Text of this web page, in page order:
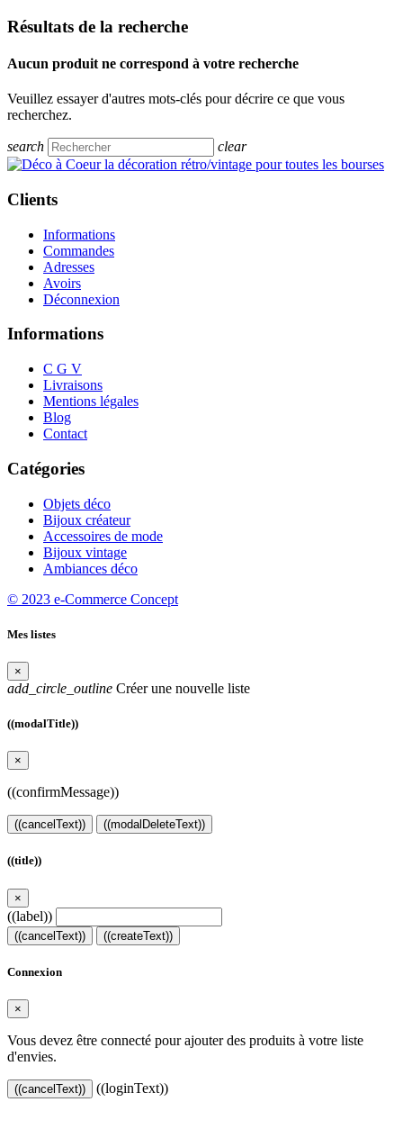
Résultats de la recherche
Aucun produit ne correspond à votre recherche
Veuillez essayer d'autres mots-clés pour décrire ce que vous
recherchez.
search clear
Clients
Informations
Commandes
Adresses
Avoirs
Déconnexion
Informations
C G V
Livraisons
Mentions légales
Blog
Contact
Catégories
Objets déco
Bijoux créateur
Accessoires de mode
Bijoux vintage
Ambiances déco
© 2023 e-Commerce Concept
Mes listes
×
add_circle_outline Créer une nouvelle liste
((modalTitle))
×
((confirmMessage))
((cancelText)) ((modalDeleteText))
((title))
×
((label))
((cancelText)) ((createText))
Connexion
×
Vous devez être connecté pour ajouter des produits à votre liste
d'envies.
((cancelText)) ((loginText))